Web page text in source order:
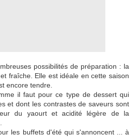
possibilités de préparation : la
fraîche. Elle est idéale en cette saison
encore tendre.
il faut pour ce type de dessert qui
et dont les contrastes de saveurs sont
du yaourt et acidité légère de la
les buffets d'été qui s'annoncent ... à